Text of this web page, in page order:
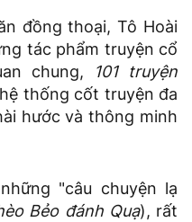
đồng thoại, Tô Hoài
tác phẩm truyện cổ
chung,
101 truyện
thống cốt truyện đa
hước và thông minh
"câu chuyện lạ
Bẻo đánh Quạ), rất